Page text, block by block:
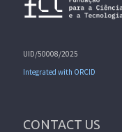
UID/50008/2025
Integrated with ORCID
CONTACT US